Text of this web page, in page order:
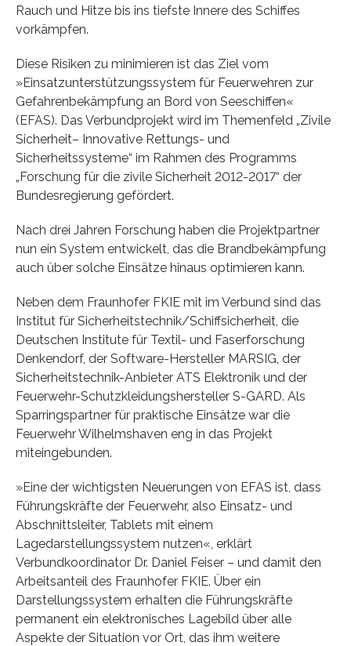
Rauch und Hitze bis ins tiefste Innere des Schiffes
vorkämpfen.
Diese Risiken zu minimieren ist das Ziel vom
»Einsatzunterstützungssystem für Feuerwehren zur
Gefahrenbekämpfung an Bord von Seeschiffen«
(EFAS). Das Verbundprojekt wird im Themenfeld „Zivile
Sicherheit– Innovative Rettungs- und
Sicherheitssysteme“ im Rahmen des Programms
„Forschung für die zivile Sicherheit 2012-2017“ der
Bundesregierung gefördert.
Nach drei Jahren Forschung haben die Projektpartner
nun ein System entwickelt, das die Brandbekämpfung
auch über solche Einsätze hinaus optimieren kann.
Neben dem Fraunhofer FKIE mit im Verbund sind das
Institut für Sicherheitstechnik/Schiffsicherheit, die
Deutschen Institute für Textil- und Faserforschung
Denkendorf, der Software-Hersteller MARSIG, der
Sicherheitstechnik-Anbieter ATS Elektronik und der
Feuerwehr-Schutzkleidungshersteller S-GARD. Als
Sparringspartner für praktische Einsätze war die
Feuerwehr Wilhelmshaven eng in das Projekt
miteingebunden.
»Eine der wichtigsten Neuerungen von EFAS ist, dass
Führungskräfte der Feuerwehr, also Einsatz- und
Abschnittsleiter, Tablets mit einem
Lagedarstellungssystem nutzen«, erklärt
Verbundkoordinator Dr. Daniel Feiser – und damit den
Arbeitsanteil des Fraunhofer FKIE. Über ein
Darstellungssystem erhalten die Führungskräfte
permanent ein elektronisches Lagebild über alle
Aspekte der Situation vor Ort, das ihm weitere